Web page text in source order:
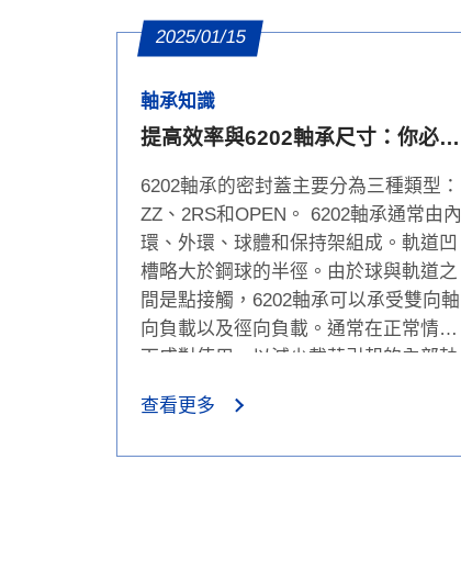
2025/01/15
軸承知識
提高效率與6202軸承尺寸：你必須
6202軸承的密封蓋主要分為三種類型：
ZZ、2RS和OPEN。 6202軸承通常由內
環、外環、球體和保持架組成。軌道凹
槽略大於鋼球的半徑。由於球與軌道之
間是點接觸，6202軸承可以承受雙向軸
向負載以及徑向負載。通常在正常情況
下成對使用，以減少載荷引起的內部軸
查看更多